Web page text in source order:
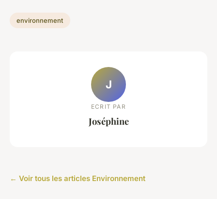
environnement
J
ECRIT PAR
Joséphine
← Voir tous les articles Environnement